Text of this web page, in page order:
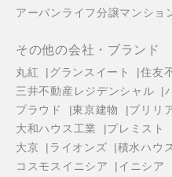
アーバンライフ分譲マンショ
その他の会社・ブランド
丸紅 グランスイート 住友
三井不動産レジデンシャル
プラウド
東京建物 ブリリ
大和ハウス工業
プレミスト
大京
ライオンズ 積水ハウ
コスモスイニシア
イニシア